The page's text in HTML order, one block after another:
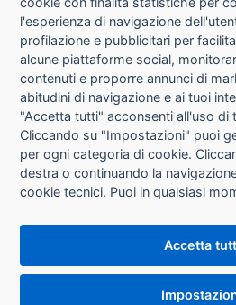
CHI SIAMO
CONTATTI
CONDIZIONI DI
RICHIESTA
PRIVACY
l'esperienza di navigazione
profilazione e pubblicitari per
alcune piattaforme social,
contenuti e proporre annunci di
abitudini di navigazione e ai tuoi
"Accetta tutti" acconsenti all'uso di
Cliccando su "Impostazioni" puoi
per ogni categoria di cookie.
destra o continuando la
cookie tecnici. Puoi in qualsiasi
che si trova in fondo alle pagine
informazioni consulta la nostra
Accetta